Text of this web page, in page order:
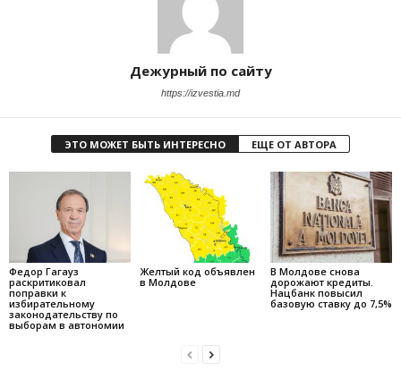
Дежурный по сайту
https://izvestia.md
ЭТО МОЖЕТ БЫТЬ ИНТЕРЕСНО ЕЩЕ ОТ АВТОРА
Федор Гагауз
раскритиковал
поправки к
избирательному
законодательству по
выборам в автономии
Желтый код объявлен
в Молдове
В Молдове снова
дорожают кредиты.
Нацбанк повысил
базовую ставку до 7,5%